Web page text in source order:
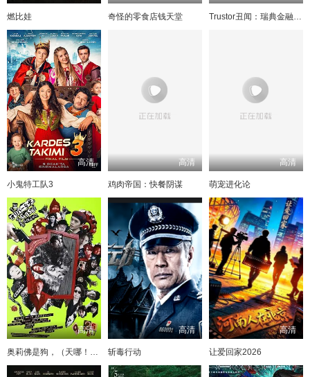
燃比娃 奇怪的零食店钱天堂 Trustor丑闻：瑞典金融案内幕
高清
小鬼特工队3
高清
鸡肉帝国：快餐阴谋
高清
萌宠进化论
高清
奥莉佛是狗，（天哪！！）这家伙电影版
高清
斩毒行动
高清
让爱回家2026